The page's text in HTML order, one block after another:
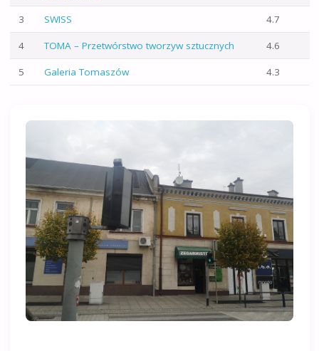
3 SWISS 4.7
4 TOMA – Przetwórstwo tworzyw sztucznych 4.6
5 Galeria Tomaszów 4.3